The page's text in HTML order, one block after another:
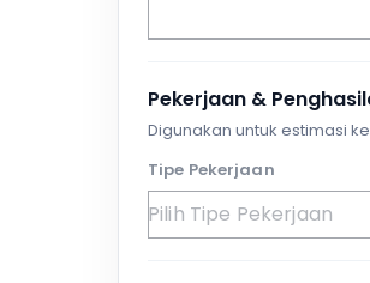
Pekerjaan &
Digunakan untuk estimasi
Tipe Pekerjaan